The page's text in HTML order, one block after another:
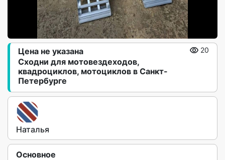
Сходни для мотовездеходов,
квадроциклов, мотоциклов в Санкт-
Петербурге
Цена не указана 20
Наталья
Основное